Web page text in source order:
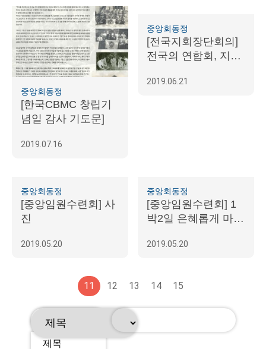
중앙회동정
[한국CBMC 창립기
념일 감사 기도문]
2019.07.16
중앙회동정
[전국지회장단회의]
전국의 연합회, 지회
2019.06.21
중앙회동정
[중앙임원수련회] 사
진
2019.05.20
중앙회동정
[중앙임원수련회] 1
박2일 은혜롭게 마치
2019.05.20
11 12 13 14 15
제목